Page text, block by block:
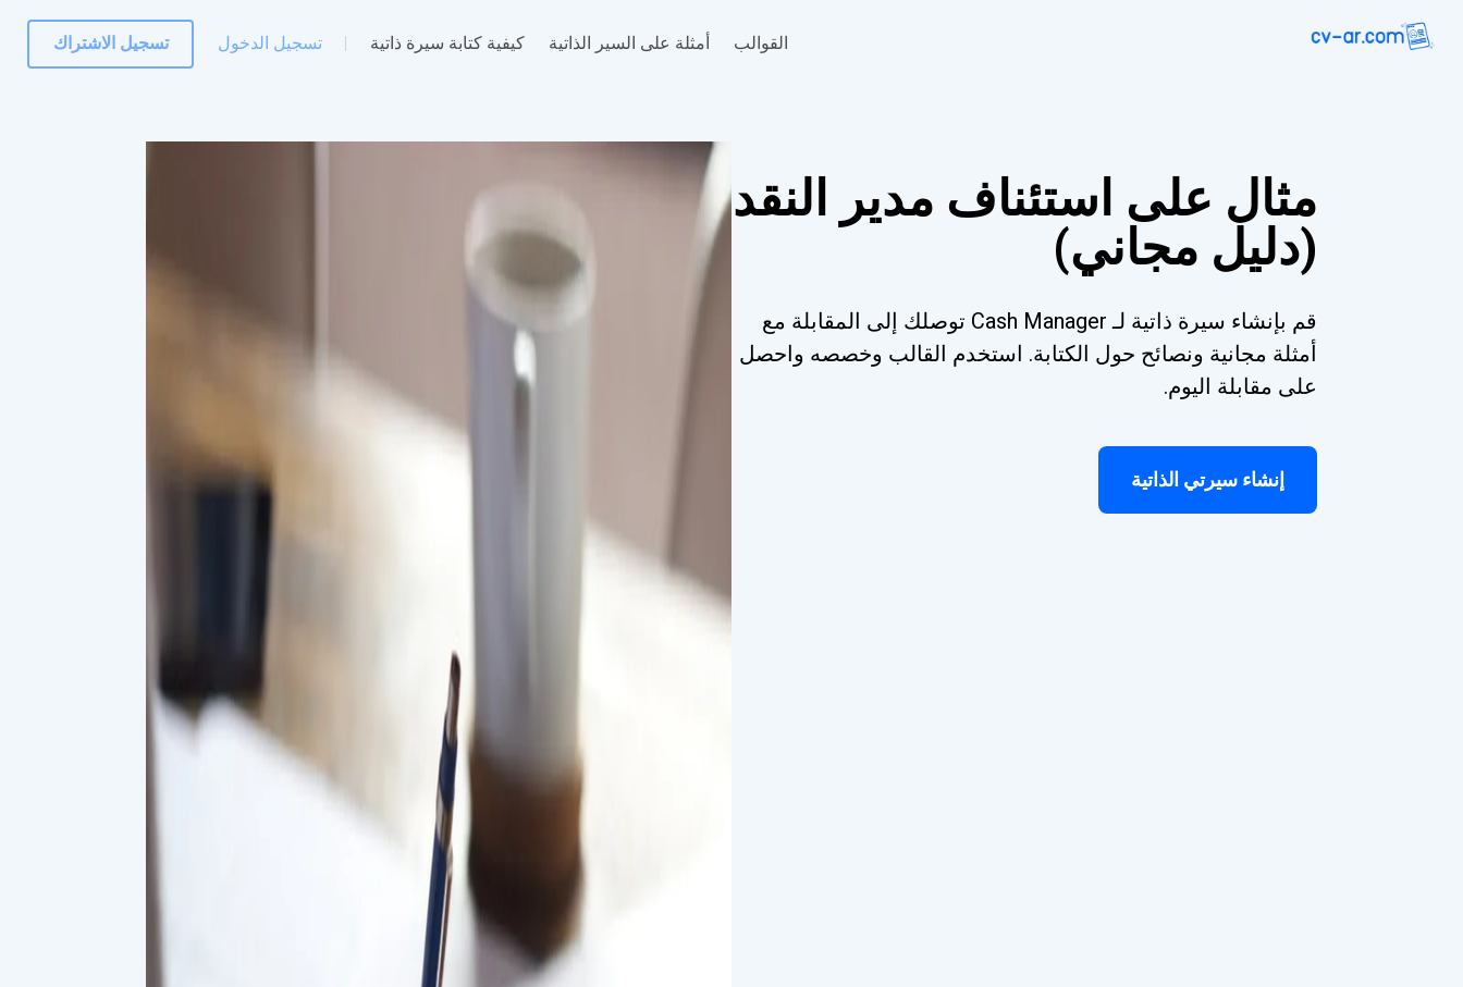
القوالب أمثلة على السير الذاتية كيفية كتابة سيرة ذاتية تسجيل الدخول تسجيل الاشتراك
مثال على استئناف مدير النقد
(دليل مجاني)
قم بإنشاء سيرة ذاتية لـ Cash Manager توصلك إلى المقابلة مع
أمثلة مجانية ونصائح حول الكتابة. استخدم القالب وخصصه واحصل
على مقابلة اليوم.
إنشاء سيرتي الذاتية